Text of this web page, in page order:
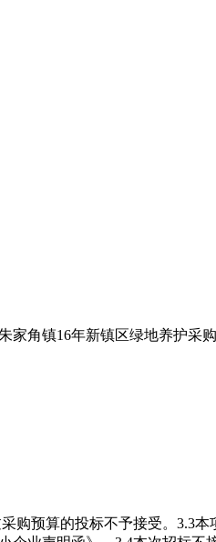
镇16年新镇区绿地养护采
预算的投标不予接受。3.3